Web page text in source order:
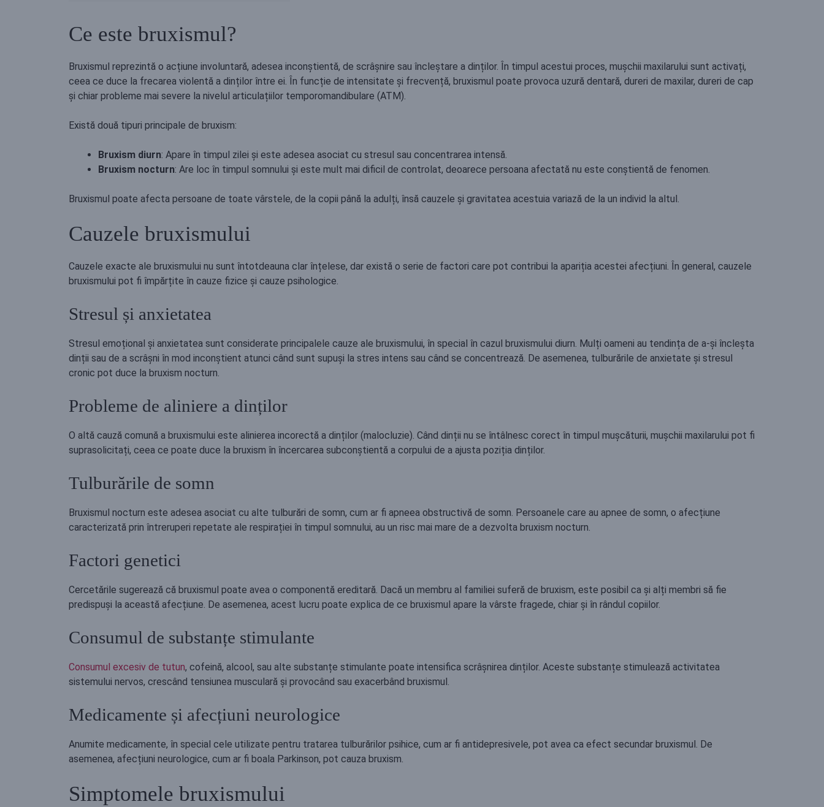
Ce este bruxismul?
Bruxismul reprezintă o acțiune involuntară, adesea inconștientă, de scrâșnire sau încleștare a dinților. În timpul acestui proces, mușchii maxilarului sunt activați,
ceea ce duce la frecarea violentă a dinților între ei. În funcție de intensitate și frecvență, bruxismul poate provoca uzură dentară, dureri de maxilar, dureri de cap
și chiar probleme mai severe la nivelul articulațiilor temporomandibulare (ATM).
Există două tipuri principale de bruxism:
Bruxism diurn: Apare în timpul zilei și este adesea asociat cu stresul sau concentrarea intensă.
Bruxism nocturn: Are loc în timpul somnului și este mult mai dificil de controlat, deoarece persoana afectată nu este conștientă de fenomen.
Bruxismul poate afecta persoane de toate vârstele, de la copii până la adulți, însă cauzele și gravitatea acestuia variază de la un individ la altul.
Cauzele bruxismului
Cauzele exacte ale bruxismului nu sunt întotdeauna clar înțelese, dar există o serie de factori care pot contribui la apariția acestei afecțiuni. În general, cauzele
bruxismului pot fi împărțite în cauze fizice și cauze psihologice.
Stresul și anxietatea
Stresul emoțional și anxietatea sunt considerate principalele cauze ale bruxismului, în special în cazul bruxismului diurn. Mulți oameni au tendința de a-și încleșta
dinții sau de a scrâșni în mod inconștient atunci când sunt supuși la stres intens sau când se concentrează. De asemenea, tulburările de anxietate și stresul
cronic pot duce la bruxism nocturn.
Probleme de aliniere a dinților
O altă cauză comună a bruxismului este alinierea incorectă a dinților (malocluzie). Când dinții nu se întâlnesc corect în timpul mușcăturii, mușchii maxilarului pot fi
suprasolicitați, ceea ce poate duce la bruxism în încercarea subconștientă a corpului de a ajusta poziția dinților.
Tulburările de somn
Bruxismul nocturn este adesea asociat cu alte tulburări de somn, cum ar fi apneea obstructivă de somn. Persoanele care au apnee de somn, o afecțiune
caracterizată prin întreruperi repetate ale respirației în timpul somnului, au un risc mai mare de a dezvolta bruxism nocturn.
Factori genetici
Cercetările sugerează că bruxismul poate avea o componentă ereditară. Dacă un membru al familiei suferă de bruxism, este posibil ca și alți membri să fie
predispuși la această afecțiune. De asemenea, acest lucru poate explica de ce bruxismul apare la vârste fragede, chiar și în rândul copiilor.
Consumul de substanțe stimulante
Consumul excesiv de tutun, cofeină, alcool, sau alte substanțe stimulante poate intensifica scrâșnirea dinților. Aceste substanțe stimulează activitatea
sistemului nervos, crescând tensiunea musculară și provocând sau exacerbând bruxismul.
Medicamente și afecțiuni neurologice
Anumite medicamente, în special cele utilizate pentru tratarea tulburărilor psihice, cum ar fi antidepresivele, pot avea ca efect secundar bruxismul. De
asemenea, afecțiuni neurologice, cum ar fi boala Parkinson, pot cauza bruxism.
Simptomele bruxismului